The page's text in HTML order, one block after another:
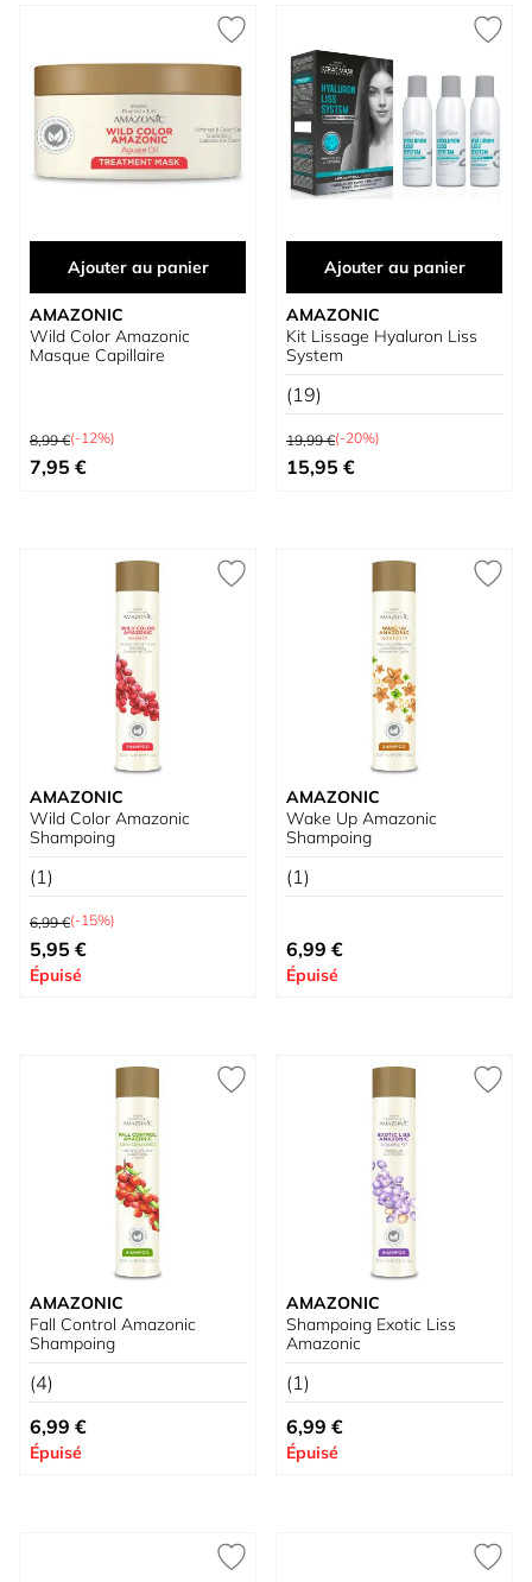
Ajouter au panier
AMAZONIC
Wild Color Amazonic
Masque Capillaire
Prix normal
8,99 €(-12%)
Prix spécial
7,95 €
Ajouter au panier
AMAZONIC
Kit Lissage Hyaluron Liss
System
(19)
Prix normal
19,99 €(-20%)
Prix spécial
15,95 €
AMAZONIC
Wild Color Amazonic
Shampoing
(1)
Prix normal
6,99 €(-15%)
Prix spécial
5,95 €
Épuisé
AMAZONIC
Wake Up Amazonic
Shampoing
(1)
6,99 €
Épuisé
AMAZONIC
Fall Control Amazonic
Shampoing
(4)
6,99 €
Épuisé
AMAZONIC
Shampoing Exotic Liss
Amazonic
(1)
6,99 €
Épuisé